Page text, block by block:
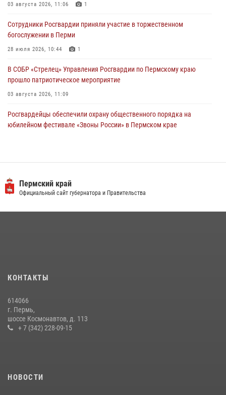
Росгвардейцы оказали силовую поддержку при задержании
28 июля 2026, 06:15
03 августа 2026, 11:06 1
Сотрудники Росгвардии приняли участие в торжественном
богослужении в Перми
28 июля 2026, 10:44 1
В СОБР «Стрелец» Управления Росгвардии по Пермскому краю
прошло патриотическое мероприятие
03 августа 2026, 11:09
Росгвардейцы обеспечили охрану общественного порядка на
юбилейном фестивале «Звоны России» в Пермском крае
ветеринарно-санитарной службы с годовщиной образования
13 июля 2026, 10:43
17 июля 2026, 10:34
30 июля 2026, 05:19
Пермский край
Официальный сайт губернатора и Правительства
КОНТАКТЫ
614066
г. Пермь,
шоссе Космонавтов, д. 113
+ 7 (342) 228-09-15
НОВОСТИ